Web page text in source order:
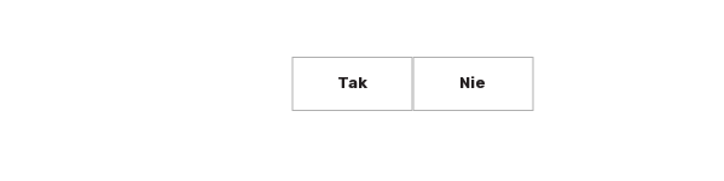
Tak Nie